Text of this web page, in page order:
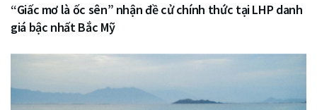
“Giấc mơ là ốc sên” nhận đề cử chính thức tại LHP danh
giá bậc nhất Bắc Mỹ